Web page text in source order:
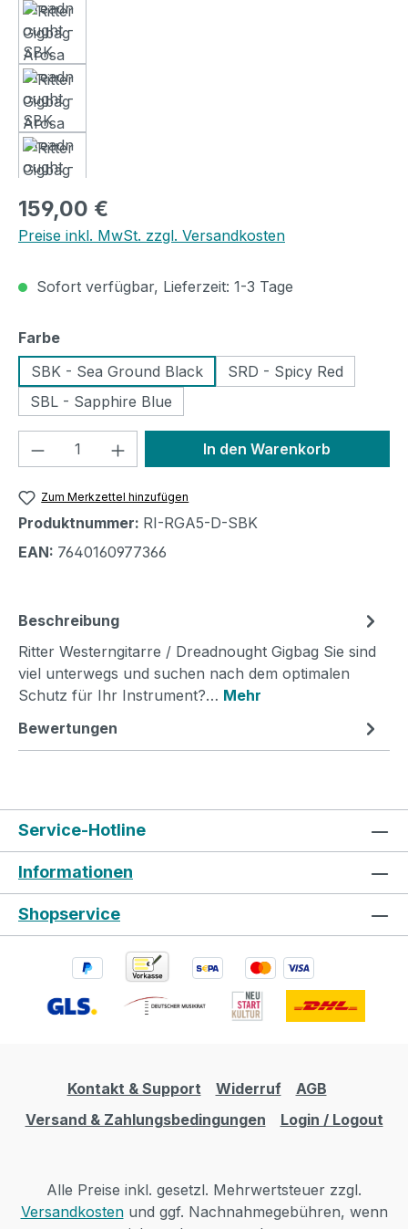
Regulärer Preis:
159,00 €
Preise inkl. MwSt. zzgl. Versandkosten
Sofort verfügbar, Lieferzeit: 1-3 Tage
Farbeauswählen
SBK - Sea Ground Black
SRD - Spicy Red
SBL - Sapphire Blue
Produkt Anzahl: Gib denIn den Warenkorb
Zum Merkzettel hinzufügen
Produktnummer: RI-RGA5-D-SBK
EAN: 7640160977366
Beschreibung
Ritter Westerngitarre / Dreadnought Gigbag Sie sind
viel unterwegs und suchen nach dem optimalen
Schutz für Ihr Instrument?… Mehr
Bewertungen
Service-Hotline
Informationen
Shopservice
Kontakt & Support Widerruf
AGB
Versand & Zahlungsbedingungen
Login / Logout
Alle Preise inkl. gesetzl. Mehrwertsteuer zzgl.
Versandkostenund ggf. Nachnahmegebühren, wenn